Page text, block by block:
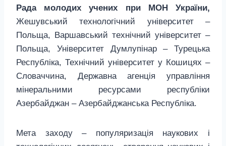
Рада молодих учених при МОН України,
Жешувський технологічний університет –
Польща, Варшавський технічний університет –
Польща, Університет Думлупінар – Турецька
Республіка, Технічний університет у Кошицях –
Словаччина, Державна агенція управління
мінеральними ресурсами республіки
Азербайджан – Азербайджанська Республіка.
Мета заходу – популяризація наукових і